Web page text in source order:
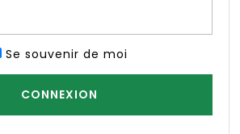
Se souvenir de moi